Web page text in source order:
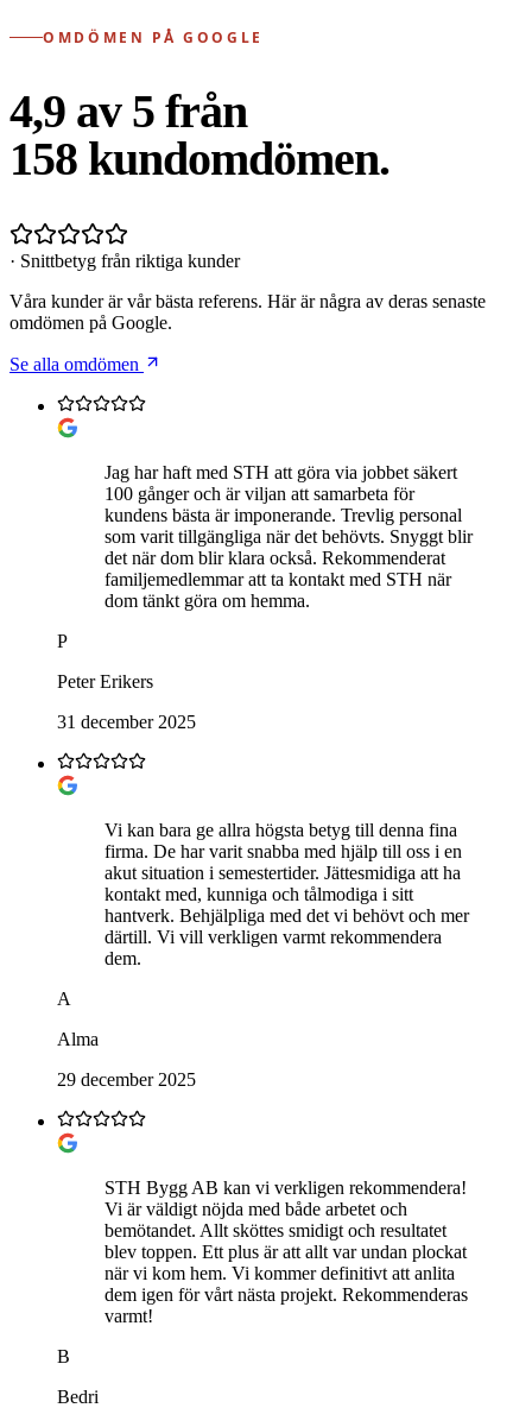
OMDÖMEN PÅ GOOGLE
4,9 av 5 från
158 kundomdömen.
· Snittbetyg från riktiga kunder
Våra kunder är vår bästa referens. Här är några av deras senaste
omdömen på Google.
Se alla omdömen
Jag har haft med STH att göra via jobbet säkert
100 gånger och är viljan att samarbeta för
kundens bästa är imponerande. Trevlig personal
som varit tillgängliga när det behövts. Snyggt blir
det när dom blir klara också. Rekommenderat
familjemedlemmar att ta kontakt med STH när
dom tänkt göra om hemma.
P
Peter Erikers
31 december 2025
Vi kan bara ge allra högsta betyg till denna fina
firma. De har varit snabba med hjälp till oss i en
akut situation i semestertider. Jättesmidiga att ha
kontakt med, kunniga och tålmodiga i sitt
hantverk. Behjälpliga med det vi behövt och mer
därtill. Vi vill verkligen varmt rekommendera
dem.
A
Alma
29 december 2025
STH Bygg AB kan vi verkligen rekommendera!
Vi är väldigt nöjda med både arbetet och
bemötandet. Allt sköttes smidigt och resultatet
blev toppen. Ett plus är att allt var undan plockat
när vi kom hem. Vi kommer definitivt att anlita
dem igen för vårt nästa projekt. Rekommenderas
varmt!
B
Bedri